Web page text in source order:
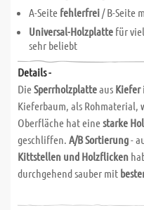
A-Seite fehlerfrei/ B-Seite
Universal-Holzplatte für
sehr beliebt
Details -
DieSperrholzplatteaus Kiefer
Kieferbaum, als
Oberfläche hat einestarke
geschliffen. A/B Sortierung-
Kittstellen und Holzflicken
durchgehend sauber mit